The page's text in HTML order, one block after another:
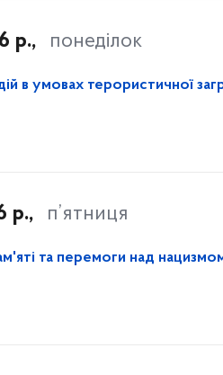
р., понеділок
в умовах терористичної
р., п’ятниця
та перемоги над